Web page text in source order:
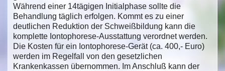
Während einer 14tägigen Initialphase sollte die
Behandlung täglich erfolgen. Kommt es zu einer
deutlichen Reduktion der Schweißbildung kann die
komplette Iontophorese-Ausstattung verordnet werden.
Die Kosten für ein Iontophorese-Gerät (ca. 400,- Euro)
werden im Regelfall von den gesetzlichen
Krankenkassen übernommen. Im Anschluß kann der